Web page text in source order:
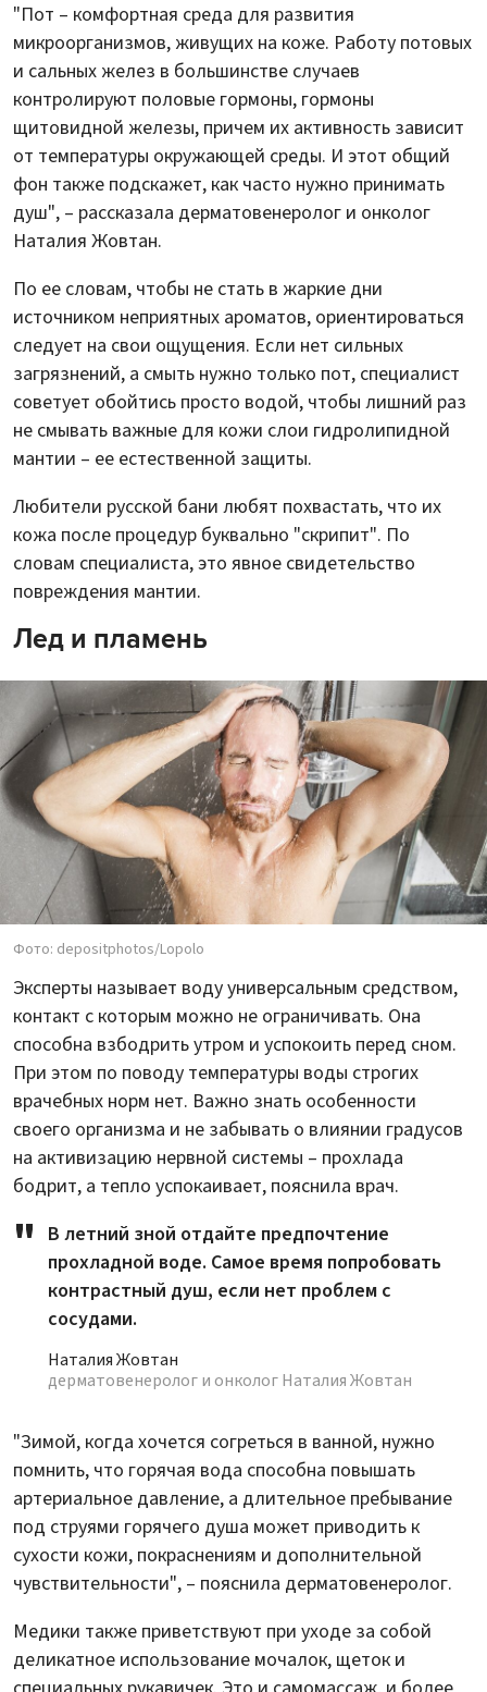
"Пот – комфортная среда для развития
микроорганизмов, живущих на коже. Работу потовых
и сальных желез в большинстве случаев
контролируют половые гормоны, гормоны
щитовидной железы, причем их активность зависит
от температуры окружающей среды. И этот общий
фон также подскажет, как часто нужно принимать
душ", – рассказала дерматовенеролог и онколог
Наталия Жовтан.
По ее словам, чтобы не стать в жаркие дни
источником неприятных ароматов, ориентироваться
следует на свои ощущения. Если нет сильных
загрязнений, а смыть нужно только пот, специалист
советует обойтись просто водой, чтобы лишний раз
не смывать важные для кожи слои гидролипидной
мантии – ее естественной защиты.
Любители русской бани любят похвастать, что их
кожа после процедур буквально "скрипит". По
словам специалиста, это явное свидетельство
повреждения мантии.
Лед и пламень
Фото: depositphotos/Lopolo
Эксперты называет воду универсальным средством,
контакт с которым можно не ограничивать. Она
способна взбодрить утром и успокоить перед сном.
При этом по поводу температуры воды строгих
врачебных норм нет. Важно знать особенности
своего организма и не забывать о влиянии градусов
на активизацию нервной системы – прохлада
бодрит, а тепло успокаивает, пояснила врач.
В летний зной отдайте предпочтение
прохладной воде. Самое время попробовать
контрастный душ, если нет проблем с
сосудами.
Наталия Жовтан
дерматовенеролог и онколог Наталия Жовтан
"Зимой, когда хочется согреться в ванной, нужно
помнить, что горячая вода способна повышать
артериальное давление, а длительное пребывание
под струями горячего душа может приводить к
сухости кожи, покраснениям и дополнительной
чувствительности", – пояснила дерматовенеролог.
Медики также приветствуют при уходе за собой
деликатное использование мочалок, щеток и